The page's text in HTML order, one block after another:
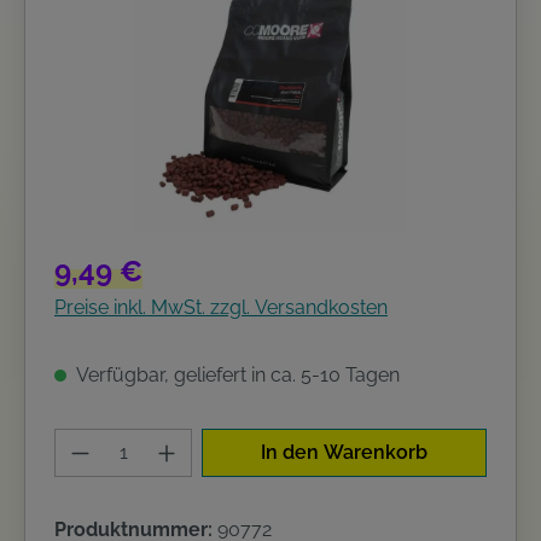
Regulärer Preis:
9,49 €
Preise inkl. MwSt. zzgl. Versandkosten
Verfügbar, geliefert in ca. 5-10 Tagen
Produkt Anzahl: Gib den
In den Warenkorb
Produktnummer: 90772